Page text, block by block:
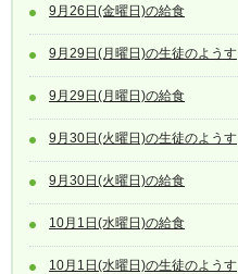
9月26日(金曜日)の給食
9月29日(月曜日)の生徒のようす
9月29日(月曜日)の給食
9月30日(火曜日)の生徒のようす
9月30日(火曜日)の給食
10月1日(水曜日)の給食
10月1日(水曜日)の生徒のようす